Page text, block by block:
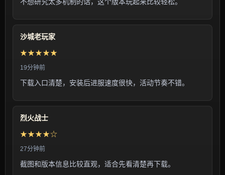
沙城老玩家
★★★★★
19分钟前
下载入口清楚，安装后进服速度很快，活动节奏不错。
烈火战士
★★★★☆
27分钟前
截图和版本信息比较直观，适合先看清楚再下载。